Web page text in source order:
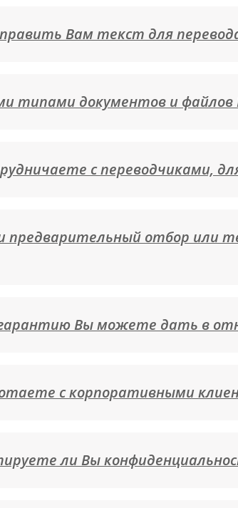
Вам текст для
типами документов и
с переводчиками,
предварительный отбор или
Вы можете дать в
с корпоративными
ли Вы